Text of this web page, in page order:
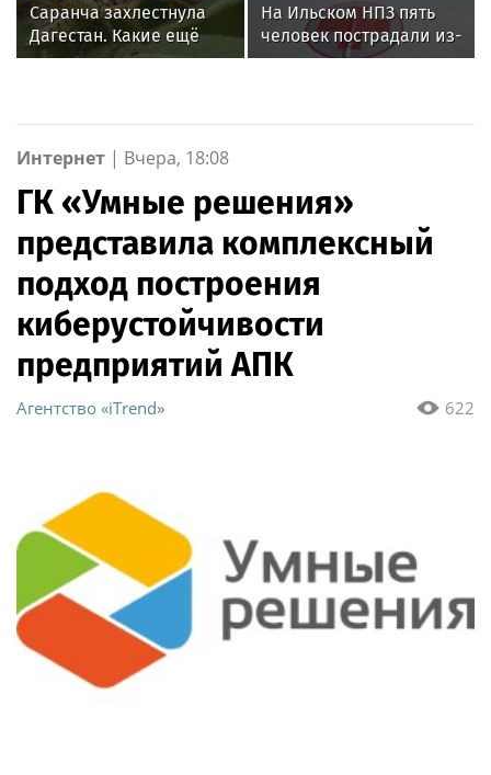
Саранча захлестнула
Дагестан. Какие ещё
регионы России под
На Ильском НПЗ пять
человек пострадали из-
за падения обломков
Интернет | Вчера, 18:08
ГК «Умные решения»
представила комплексный
подход построения
киберустойчивости
предприятий АПК
622
Агентство «iTrend»